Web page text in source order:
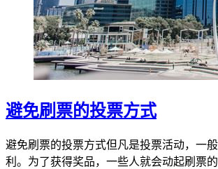
避免刷票的投票方式
避免刷票的投票方式但凡是投票活动，一
利。为了获得奖品，一些人就会动起刷票